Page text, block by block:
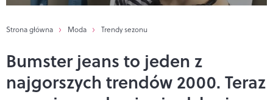
Strona główna Moda Trendy sezonu
Bumster jeans to jeden z
najgorszych trendów 2000. Teraz